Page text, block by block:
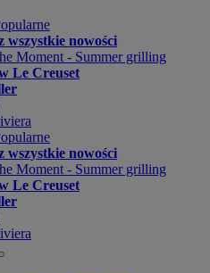
wszystkie nowości
Moment - Summer grilling
Le Creuset
wszystkie nowości
Moment - Summer grilling
Le Creuset